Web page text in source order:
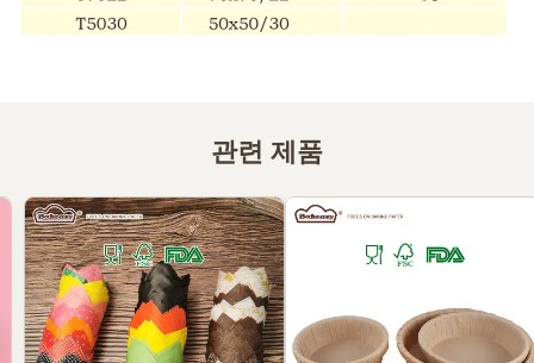
관련 제품